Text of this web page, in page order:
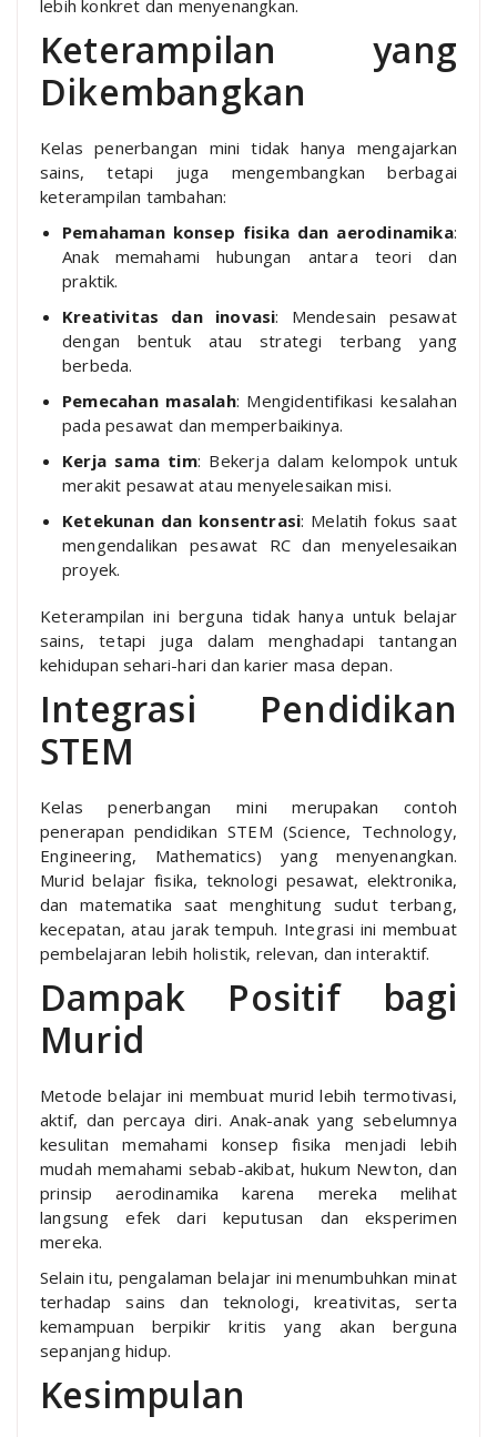
lebih konkret dan menyenangkan.
Keterampilan yang
Dikembangkan
Kelas penerbangan mini tidak hanya mengajarkan
sains, tetapi juga mengembangkan berbagai
keterampilan tambahan:
Pemahaman konsep fisika dan aerodinamika:
Anak memahami hubungan antara teori dan
praktik.
Kreativitas dan inovasi: Mendesain pesawat
dengan bentuk atau strategi terbang yang
berbeda.
Pemecahan masalah: Mengidentifikasi kesalahan
pada pesawat dan memperbaikinya.
Kerja sama tim: Bekerja dalam kelompok untuk
merakit pesawat atau menyelesaikan misi.
Ketekunan dan konsentrasi: Melatih fokus saat
mengendalikan pesawat RC dan menyelesaikan
proyek.
Keterampilan ini berguna tidak hanya untuk belajar
sains, tetapi juga dalam menghadapi tantangan
kehidupan sehari-hari dan karier masa depan.
Integrasi Pendidikan
STEM
Kelas penerbangan mini merupakan contoh
penerapan pendidikan STEM (Science, Technology,
Engineering, Mathematics) yang menyenangkan.
Murid belajar fisika, teknologi pesawat, elektronika,
dan matematika saat menghitung sudut terbang,
kecepatan, atau jarak tempuh. Integrasi ini membuat
pembelajaran lebih holistik, relevan, dan interaktif.
Dampak Positif bagi
Murid
Metode belajar ini membuat murid lebih termotivasi,
aktif, dan percaya diri. Anak-anak yang sebelumnya
kesulitan memahami konsep fisika menjadi lebih
mudah memahami sebab-akibat, hukum Newton, dan
prinsip aerodinamika karena mereka melihat
langsung efek dari keputusan dan eksperimen
mereka.
Selain itu, pengalaman belajar ini menumbuhkan minat
terhadap sains dan teknologi, kreativitas, serta
kemampuan berpikir kritis yang akan berguna
sepanjang hidup.
Kesimpulan